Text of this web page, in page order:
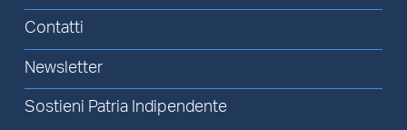
Contatti
Newsletter
Sostieni Patria Indipendente